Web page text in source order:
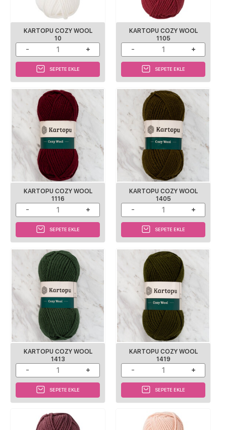
KARTOPU COZY WOOL
10
SEPETE EKLE
KARTOPU COZY WOOL
1105
SEPETE EKLE
KARTOPU COZY WOOL
1116
SEPETE EKLE
KARTOPU COZY WOOL
1405
SEPETE EKLE
KARTOPU COZY WOOL
1413
SEPETE EKLE
KARTOPU COZY WOOL
1419
SEPETE EKLE